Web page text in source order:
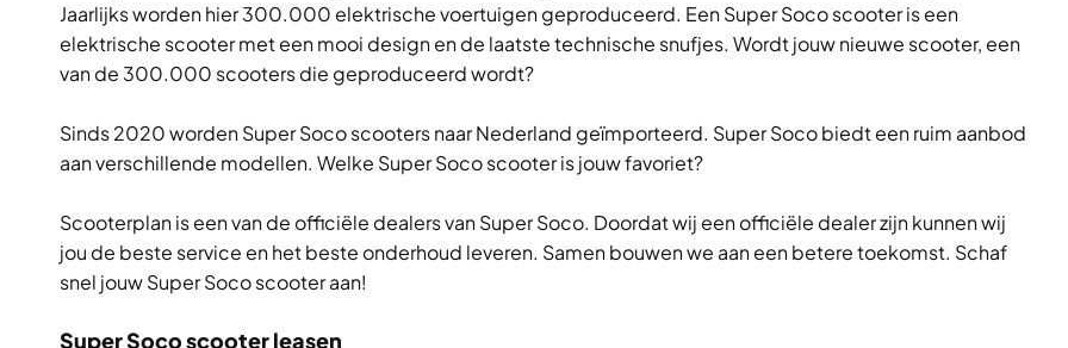
Jaarlijks worden hier 300.000 elektrische voertuigen geproduceerd. Een Super Soco scooter is een
elektrische scooter met een mooi design en de laatste technische snufjes. Wordt jouw nieuwe scooter, een
van de 300.000 scooters die geproduceerd wordt?
Sinds 2020 worden Super Soco scooters naar Nederland geïmporteerd. Super Soco biedt een ruim aanbod
aan verschillende modellen. Welke Super Soco scooter is jouw favoriet?
Scooterplan is een van de officiële dealers van Super Soco. Doordat wij een officiële dealer zijn kunnen wij
jou de beste service en het beste onderhoud leveren. Samen bouwen we aan een betere toekomst. Schaf
snel jouw Super Soco scooter aan!
Super Soco scooter leasen